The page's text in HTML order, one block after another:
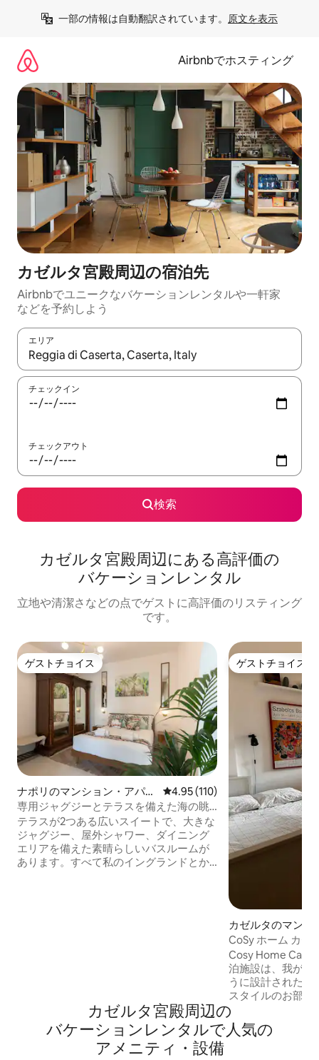
一部の情報は自動翻訳されています。 原文を表示
Airbnbでホスティング
カゼルタ宮殿⁠周⁠辺⁠の宿⁠泊⁠先
Airbnbでユニークなバ⁠ケ⁠ー⁠シ⁠ョ⁠ンレ⁠ン⁠タ⁠ルや一⁠軒⁠家
な⁠ど⁠を予⁠約⁠し⁠よ⁠う
エリア
検索結果が表示されたら、上下の矢印キーを使って移動するか
チェックイン
チェックアウト
検索
カゼルタ宮殿⁠周⁠辺⁠に⁠あ⁠る高⁠評⁠価⁠の
バ⁠ケ⁠ー⁠シ⁠ョ⁠ン⁠レ⁠ン⁠タ⁠ル
立地や清潔さなどの点でゲストに高評価のリスティング
です。
ゲストチョイス
ゲストチョイス
ナポリのマンション・アパー
ト
レビュー110件、5つ星中4.95つ
4.95 (110)
専用ジャグジーとテラスを備えた海の眺
めが楽しめるスイート
テラスが2つある広いスイートで、大きな
ジャグジー、屋外シャワー、ダイニング
エリアを備えた素晴らしいバスルームが
あります。すべて私のイングランドとか
ゲストチョイス
ゲストチョイス
カゼルタのマンシ
ート
CoSy ホーム カゼ
Cosy Home Caserta
泊施設は、我が家
うに設計された
スタイルのお部屋です。 Via
に位置し、歴史的
ばという絶好の
バスの駅、カゼル
カゼルタ宮殿⁠周⁠辺⁠の
バ⁠ケ⁠ー⁠シ⁠ョ⁠ン⁠レ⁠ン⁠タ⁠ル⁠で人⁠気⁠の
ア⁠メ⁠ニ⁠テ⁠ィ⁠・⁠設⁠備